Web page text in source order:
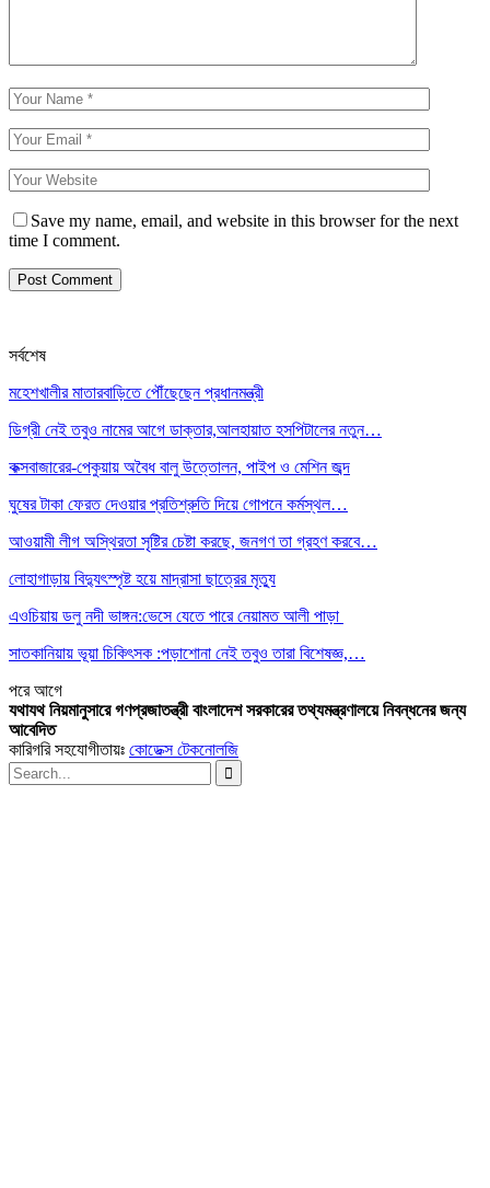
Save my name, email, and website in this browser for the next
time I comment.
সর্বশেষ
মহেশখালীর মাতারবাড়িতে পৌঁছেছেন প্রধানমন্ত্রী
ডিগ্রী নেই তবুও নামের আগে ডাক্তার,আলহায়াত হসপিটালের নতুন…
কক্সবাজারের-পেকুয়ায় অবৈধ বালু উত্তোলন, পাইপ ও মেশিন জব্দ
ঘুষের টাকা ফেরত দেওয়ার প্রতিশ্রুতি দিয়ে গোপনে কর্মস্থল…
আওয়ামী লীগ অস্থিরতা সৃষ্টির চেষ্টা করছে, জনগণ তা গ্রহণ করবে…
লোহাগাড়ায় বিদ্যুৎস্পৃষ্ট হয়ে মাদ্রাসা ছাত্রের মৃত্যু
এওচিয়ায় ডলু নদী ভাঙ্গন:ভেসে যেতে পারে নেয়ামত আলী পাড়া
সাতকানিয়ায় ভূয়া চিকিৎসক :পড়াশোনা নেই তবুও তারা বিশেষজ্ঞ,…
পরেআগে
যথাযথ নিয়মানুসারে গণপ্রজাতন্ত্রী বাংলাদেশ সরকারের তথ্যমন্ত্রণালয়ে নিবন্ধনের জন্য
আবেদিত
কারিগরি সহযোগীতায়ঃ কোডেক্স টেকনোলজি